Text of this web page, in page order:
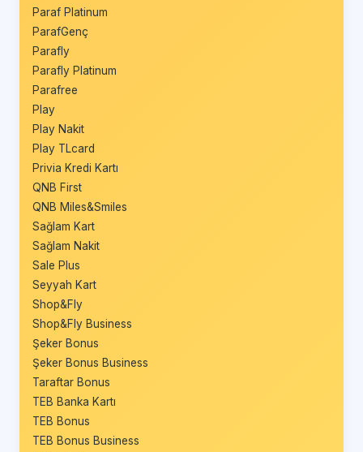
Paraf Platinum
ParafGenç
Parafly
Parafly Platinum
Parafree
Play
Play Nakit
Play TLcard
Privia Kredi Kartı
QNB First
QNB Miles&Smiles
Sağlam Kart
Sağlam Nakit
Sale Plus
Seyyah Kart
Shop&Fly
Shop&Fly Business
Şeker Bonus
Şeker Bonus Business
Taraftar Bonus
TEB Banka Kartı
TEB Bonus
TEB Bonus Business